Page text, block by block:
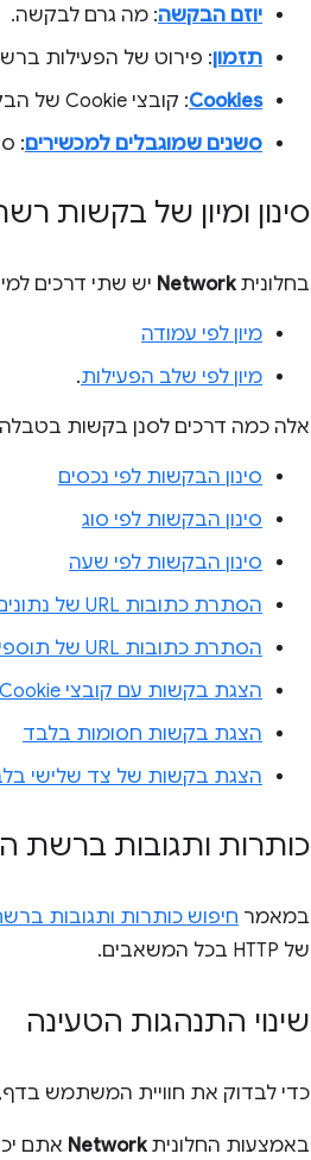
יוזם הבקשה: מה גרם לבקשה.
תזמון: פירוט של הפעילות
Cookies: קובצי Cookie של הבקשה והתגובה שלה.
סשנים שמוגבלים למכשירים:
סינון ומיון של בקשות
בחלוניתNetwork יש שתי דרכים
מיון לפי עמודה
מיון לפי שלב הפעילות.
אלה כמה דרכים לסנן בקשות
סינון הבקשות לפי נכסים
סינון הבקשות לפי סוג
סינון הבקשות לפי שעה
הסתרת כתובות URL של נתונים
הסתרת כתובות URL של תוספים
הצגת בקשות עם קובצי Cookie שחסומים לתשובה בלבד
הצגת בקשות חסומות בלבד
הצגת בקשות של צד שלישי
כותרות ותגובות ברשת
במאמר חיפוש כותרות ותגובות
של HTTP בכל המשאבים.
שינוי התנהגות הטעינה
כדי לבדוק את חוויית המשתמש
באמצעות החלוניתNetwork אתם